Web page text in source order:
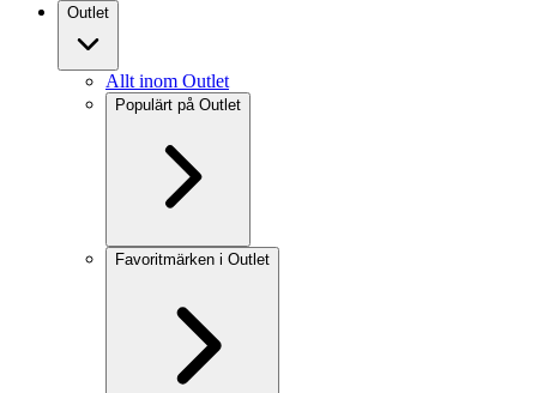
Outlet
Allt inom Outlet
Populärt på Outlet
Favoritmärken i Outlet